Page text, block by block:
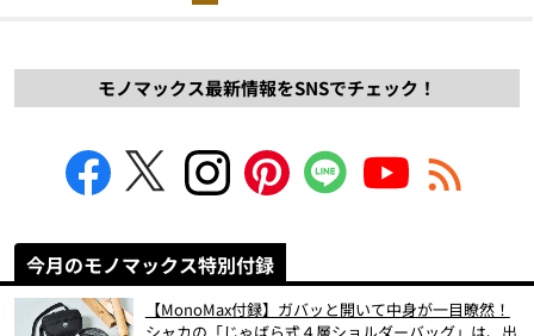
モノマックス最新情報をSNSでチェック！
今月のモノマックス特別付録
【MonoMax付録】ガバッと開いて中身が一目瞭然！
シャカの「じゃばら式４層ショルダーバッグ」は、出